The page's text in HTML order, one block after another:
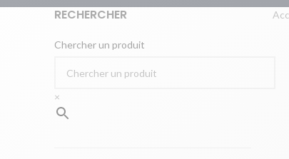
RECHERCHER
Chercher un produit
×